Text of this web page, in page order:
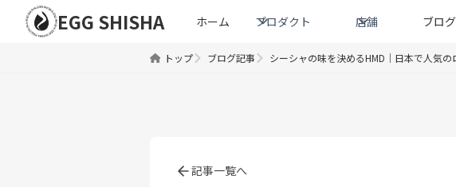
EGG SHISHA ホーム プロダクト 店舗 ブログ
トップ ブログ記事 シーシャの味を決めるHMD｜日本で人気
記事一覧へ